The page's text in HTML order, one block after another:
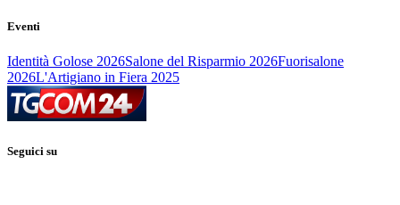
Eventi
Identità Golose 2026Salone del Risparmio 2026Fuorisalone
2026L'Artigiano in Fiera 2025
Seguici su